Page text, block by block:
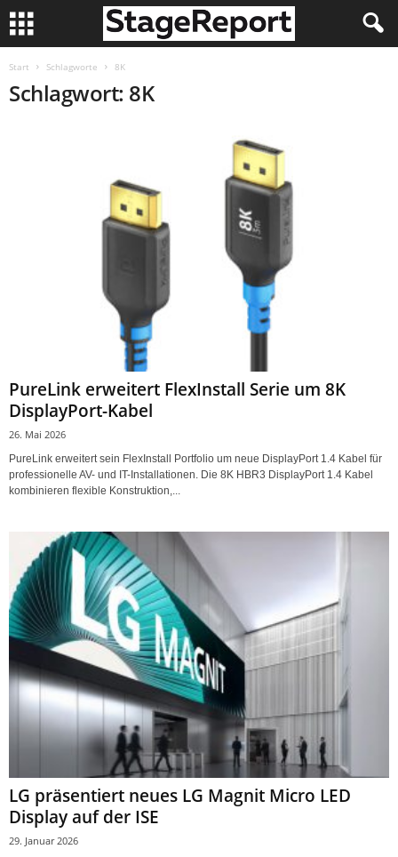
Start Schlagworte 8K
Schlagwort: 8K
PureLink erweitert FlexInstall Serie um 8K
DisplayPort-Kabel
26. Mai 2026
PureLink erweitert sein FlexInstall Portfolio um neue DisplayPort 1.4 Kabel für
professionelle AV- und IT-Installationen. Die 8K HBR3 DisplayPort 1.4 Kabel
kombinieren flexible Konstruktion,...
LG präsentiert neues LG Magnit Micro LED
Display auf der ISE
29. Januar 2026